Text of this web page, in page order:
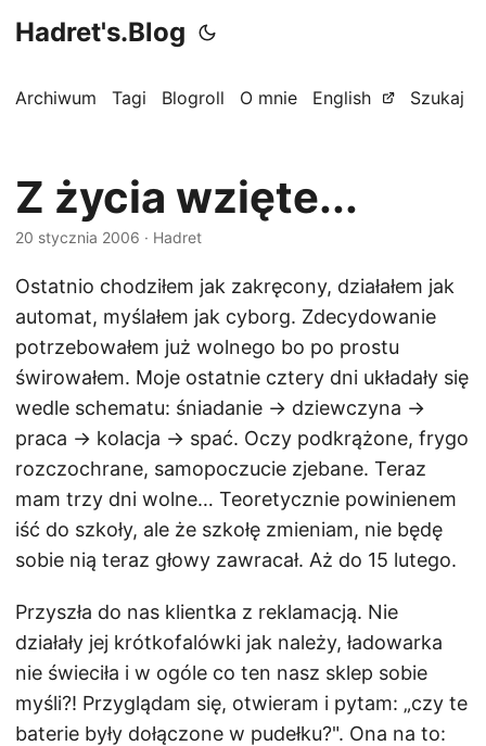
Hadret's.Blog
Archiwum Tagi Blogroll O mnie English Szukaj
Z życia wzięte...
20 stycznia 2006 · Hadret
Ostatnio chodziłem jak zakręcony, działałem jak
automat, myślałem jak cyborg. Zdecydowanie
potrzebowałem już wolnego bo po prostu
świrowałem. Moje ostatnie cztery dni układały się
wedle schematu: śniadanie -> dziewczyna ->
praca -> kolacja -> spać. Oczy podkrążone, frygo
rozczochrane, samopoczucie zjebane. Teraz
mam trzy dni wolne… Teoretycznie powinienem
iść do szkoły, ale że szkołę zmieniam, nie będę
sobie nią teraz głowy zawracał. Aż do 15 lutego.
Przyszła do nas klientka z reklamacją. Nie
działały jej krótkofalówki jak należy, ładowarka
nie świeciła i w ogóle co ten nasz sklep sobie
myśli?! Przyglądam się, otwieram i pytam: „czy te
baterie były dołączone w pudełku?". Ona na to: